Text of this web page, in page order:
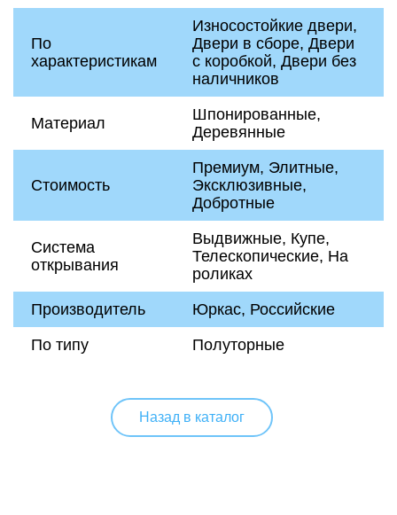
По
характеристикам
Износостойкие двери,
Двери в сборе, Двери
с коробкой, Двери без
наличников
Материал
Шпонированные,
Деревянные
Стоимость
Премиум, Элитные,
Эксклюзивные,
Добротные
Система
открывания
Выдвижные, Купе,
Телескопические, На
роликах
Производитель
Юркас, Российские
По типу
Полуторные
Назад в каталог